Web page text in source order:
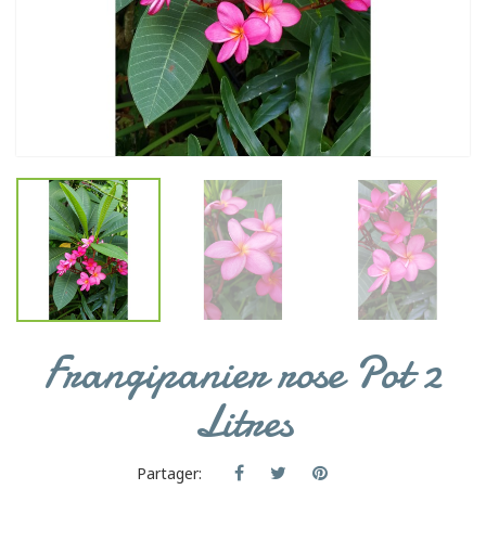
Frangipanier rose Pot 2
Litres
Partager: